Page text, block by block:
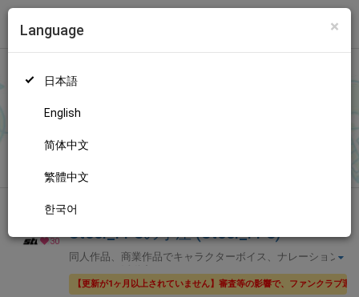
トップ
×
Language
日本語
English
简体中文
繁體中文
한국어
のファンが応援しています。
回廊』」などの特別なコンテンツをお楽しみいただけます。
30
全年齢向け
Steel_FPSの小屋 (Steel_FPS)
同人作品、商業作品でキャラクターボイス、ナレーション
【更新が1ヶ月以上されていません】審査等の影響で、ファンクラブ